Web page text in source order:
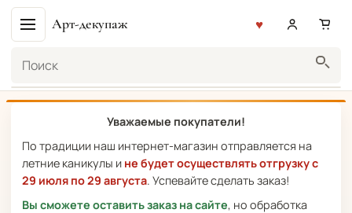
Арт-декупаж
Уважаемые покупатели!
По традиции наш интернет-магазин отправляется на
летние каникулы и не будет осуществлять отгрузку с
29 июля по 29 августа. Успевайте сделать заказ!
Вы сможете оставить заказ на сайте, но обработка